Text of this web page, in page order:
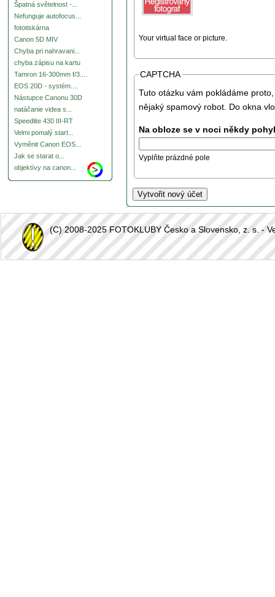
Špatná světelnost -...
Nefunguje autofocus...
fototiskárna
Canon 5D MIV
Chyba pri nahravani...
chyba zápisu na kartu
Tamron 16-300mm f/3....
EOS 20D - systém....
Nástupce Canonu 30D
natáčanie videa s...
Speedlite 430 III-RT
Velmi pomalý start...
Vyměnit Canon EOS...
Jak se starat o...
objektívy na canon...
Your virtual face or picture.
CAPTCHA
Tuto otázku vám pokládáme
nějaký spamový robot. Do okna
Na obloze se v noci někdy
Vyplňte prázdné pole
(C) 2008-2025 FOTOKLUBY Česko a Slovensko, z. s. -